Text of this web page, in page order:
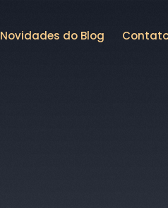
Novidades do Blog